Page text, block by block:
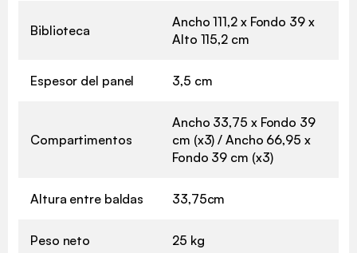
Biblioteca
Ancho 111,2 x Fondo 39 x
Alto 115,2 cm
Espesor del panel 3,5 cm
Compartimentos
Ancho 33,75 x Fondo 39
cm (x3) / Ancho 66,95 x
Fondo 39 cm (x3)
Altura entre baldas 33,75cm
Peso neto 25 kg